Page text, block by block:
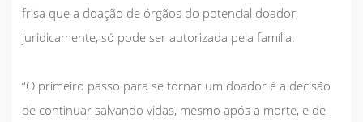
frisa que a doação de órgãos do potencial doador,
juridicamente, só pode ser autorizada pela família.
“O primeiro passo para se tornar um doador é a decisão
de continuar salvando vidas, mesmo após a morte, e de